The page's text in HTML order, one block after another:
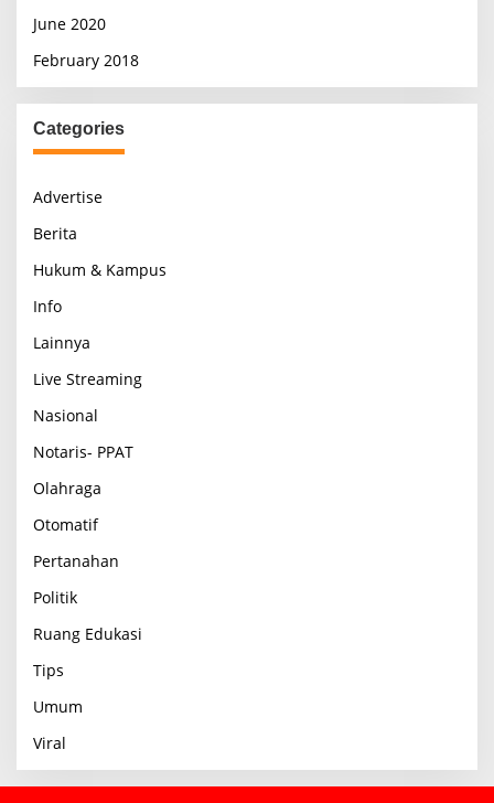
June 2020
February 2018
Categories
Advertise
Berita
Hukum & Kampus
Info
Lainnya
Live Streaming
Nasional
Notaris- PPAT
Olahraga
Otomatif
Pertanahan
Politik
Ruang Edukasi
Tips
Umum
Viral